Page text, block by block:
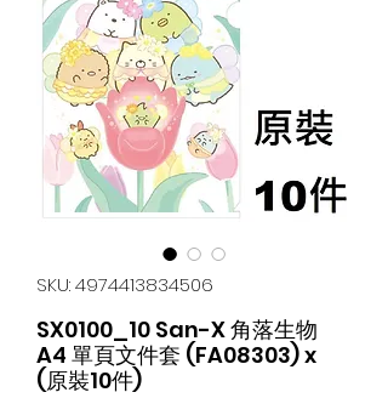
SKU: 4974413834506
SX0100_10 San-X 角落生物
A4 單頁文件套 (FA08303) x
(原裝10件)